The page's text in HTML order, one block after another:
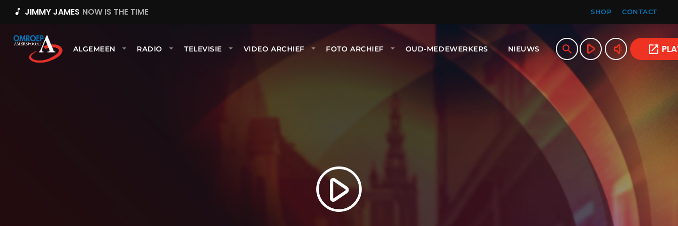
music_note JIMMY JAMES NOW IS THE TIME SHOP CONTACT
ALGEMEEN RADIO TELEVISIE VIDEO ARCHIEF FOTO ARCHIEF OUD-MEDEWERKERS NIEUWS search play_arrow volume_up open_in_new
play_arrow